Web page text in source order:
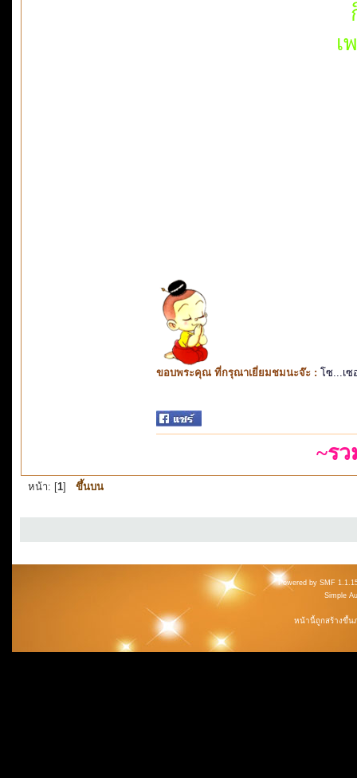
เ
ขอบพระคุณ ที่กรุณาเยี่ยมชมนะจ๊ะ : โซ...เซ
~ร
หน้า: [1] ขึ้นบน
Powered by SMF
Simple
หน้านี้ถูกสร้างขึ้น